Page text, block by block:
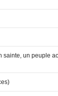
sainte, un peuple